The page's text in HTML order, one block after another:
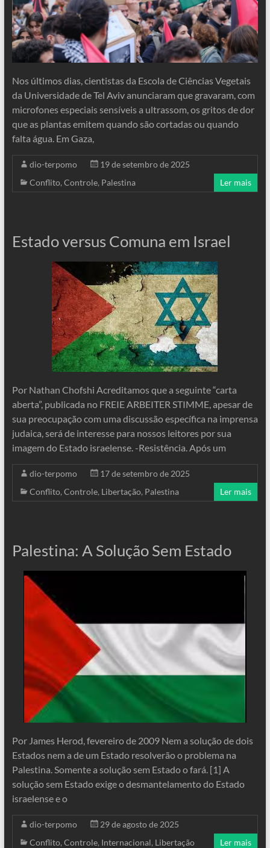
Nos últimos dias, cientistas da Escola de Ciências Vegetais
da Universidade de Tel Aviv anunciaram que gravaram, com
microfones especiais sensíveis a ultrassom, os gritos de dor
que as plantas emitem quando são cortadas ou quando
falta água. Em Gaza,
dio-terpomo
19 de setembro de 2025
Conflito, Controle, Palestina Ler mais
Estado versus Comuna em Israel
Por Nathan Chofshi Acreditamos que a seguinte “carta
aberta”, publicada no FREIE ARBEITER STIMME, apesar de
sua preocupação com uma discussão específica na imprensa
judaica, será de interesse para nossos leitores por sua
imagem do Estado israelense. -Resistência. Após um
dio-terpomo
17 de setembro de 2025
Conflito, Controle, Libertação, Palestina Ler mais
Palestina: A Solução Sem Estado
Por James Herod, fevereiro de 2009 Nem a solução de dois
Estados nem a de um Estado resolverão o problema na
Palestina. Somente a solução sem Estado o fará. [1] A
solução sem Estado exige o desmantelamento do Estado
israelense e o
dio-terpomo
29 de agosto de 2025
Conflito, Controle, Internacional, Libertação Ler mais